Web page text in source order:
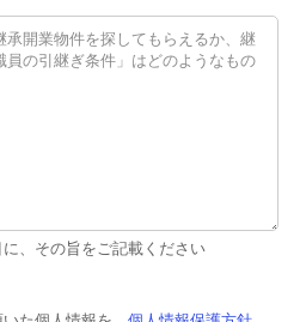
、その旨をご記載ください